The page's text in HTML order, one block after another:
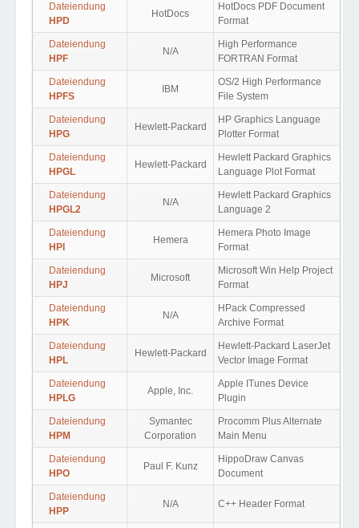
Dateiendung
HPD
HotDocs
HotDocs PDF Document
Format
Dateiendung
HPF
N/A
High Performance
FORTRAN Format
Dateiendung
HPFS
IBM
OS/2 High Performance
File System
Dateiendung
HPG
Hewlett-Packard
HP Graphics Language
Plotter Format
Dateiendung
HPGL
Hewlett-Packard
Hewlett Packard Graphics
Language Plot Format
Dateiendung
HPGL2
N/A
Hewlett Packard Graphics
Language 2
Dateiendung
HPI
Hemera
Hemera Photo Image
Format
Dateiendung
HPJ
Microsoft
Microsoft Win Help Project
Format
Dateiendung
HPK
N/A
HPack Compressed
Archive Format
Dateiendung
HPL
Hewlett-Packard
Hewlett-Packard LaserJet
Vector Image Format
Dateiendung
HPLG
Apple, Inc.
Apple ITunes Device
Plugin
Dateiendung
HPM
Symantec
Corporation
Procomm Plus Alternate
Main Menu
Dateiendung
HPO
Paul F. Kunz
HippoDraw Canvas
Document
Dateiendung
HPP
N/A C++ Header Format